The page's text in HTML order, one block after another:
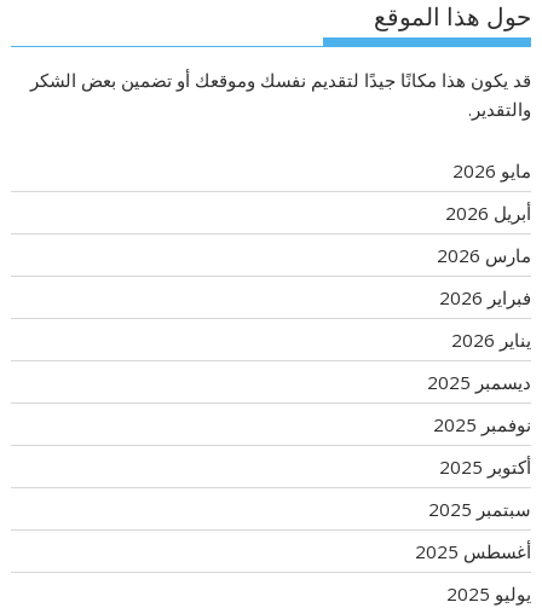
حول هذا الموقع
قد يكون هذا مكانًا جيدًا لتقديم نفسك وموقعك أو تضمين بعض الشكر
والتقدير.
مايو 2026
أبريل 2026
مارس 2026
فبراير 2026
يناير 2026
ديسمبر 2025
نوفمبر 2025
أكتوبر 2025
سبتمبر 2025
أغسطس 2025
يوليو 2025